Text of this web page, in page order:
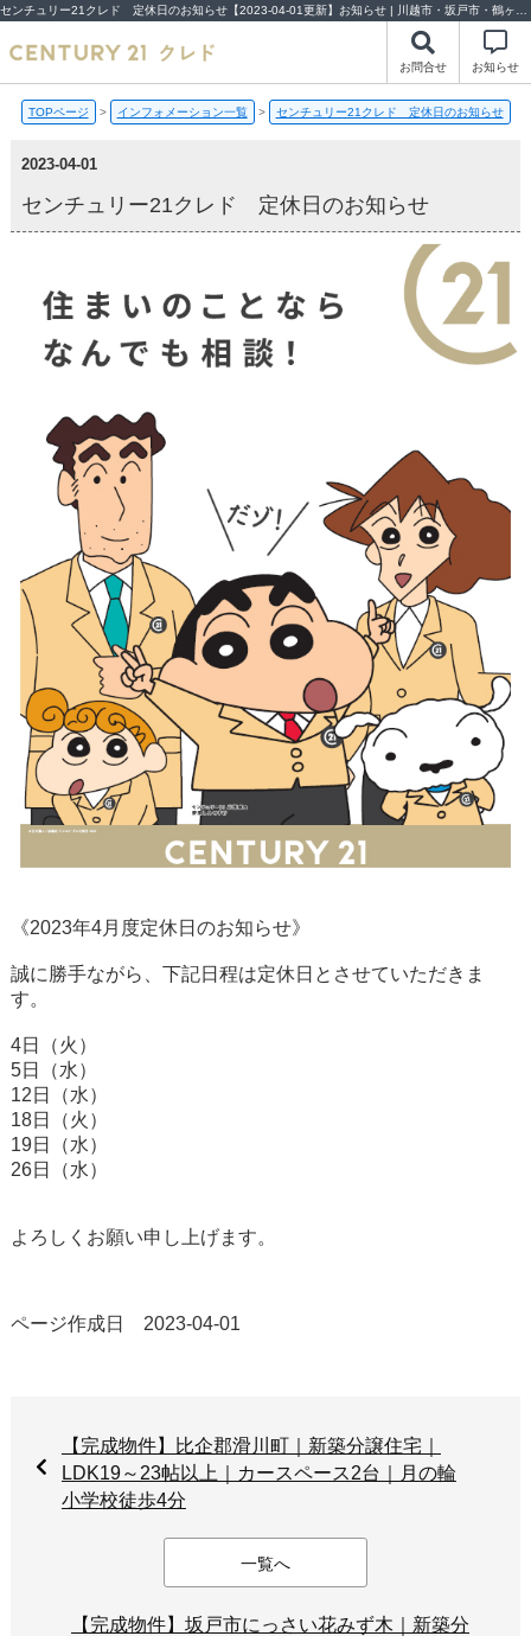
お問合せ お知らせ
TOPページ > インフォメーション一覧 > センチュリー21クレド 定休日のお知らせ
2023-04-01
センチュリー21クレド 定休日のお知らせ
《2023年4月度定休日のお知らせ》
誠に勝手ながら、下記日程は定休日とさせていただきま
す。
4日（火）
5日（水）
12日（水）
18日（火）
19日（水）
26日（水）
よろしくお願い申し上げます。
ページ作成日 2023-04-01
【完成物件】比企郡滑川町｜新築分譲住宅｜
LDK19～23帖以上｜カースペース2台｜月の輪
小学校徒歩4分
一覧へ
【完成物件】坂戸市にっさい花みず木｜新築分